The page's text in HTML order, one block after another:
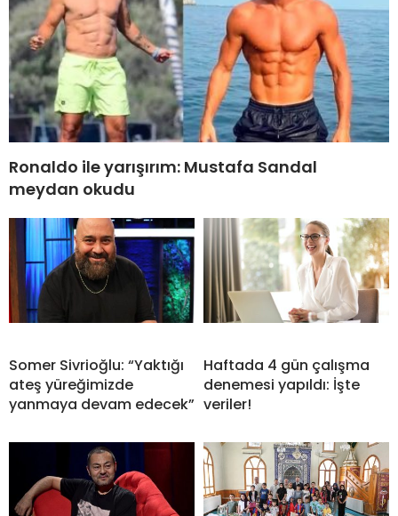
Ronaldo ile yarışırım: Mustafa Sandal
meydan okudu
Somer Sivrioğlu: “Yaktığı
ateş yüreğimizde
yanmaya devam edecek”
Haftada 4 gün çalışma
denemesi yapıldı: İşte
veriler!